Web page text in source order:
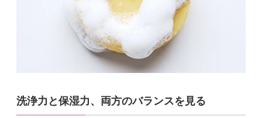
洗浄力と保湿力、両方のバランスを見る